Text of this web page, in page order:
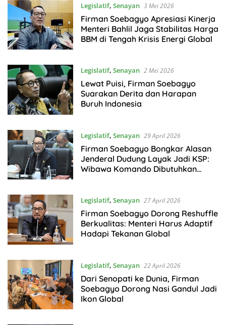
Legislatif, Senayan 3 Mei 2026
Firman Soebagyo Apresiasi Kinerja
Menteri Bahlil Jaga Stabilitas Harga
BBM di Tengah Krisis Energi Global
Legislatif, Senayan 2 Mei 2026
Lewat Puisi, Firman Soebagyo
Suarakan Derita dan Harapan
Buruh Indonesia
Legislatif, Senayan 29 April 2026
Firman Soebagyo Bongkar Alasan
Jenderal Dudung Layak Jadi KSP:
Wibawa Komando Dibutuhkan
Legislatif, Senayan 27 April 2026
Firman Soebagyo Dorong Reshuffle
Berkualitas: Menteri Harus Adaptif
Hadapi Tekanan Global
Legislatif, Senayan 22 April 2026
Dari Senopati ke Dunia, Firman
Soebagyo Dorong Nasi Gandul Jadi
Ikon Global